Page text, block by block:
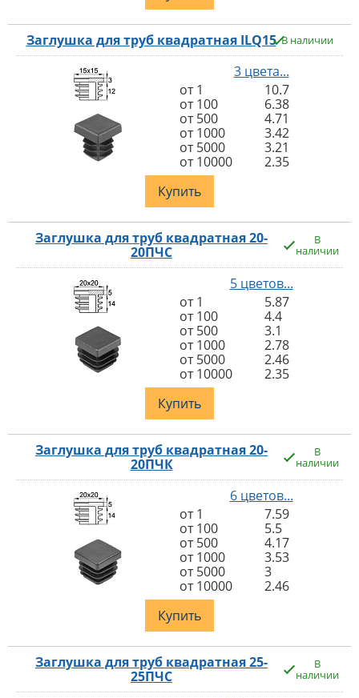
Заглушка для труб квадратная ILQ15 В наличии
3 цвета...
от 1
10.7
от 100
6.38
от 500
4.71
от 1000
3.42
от 5000
3.21
от 10000
2.35
Купить
Заглушка для труб квадратная 20-
20ПЧС
В
наличии
5 цветов...
от 1
5.87
от 100
4.4
от 500
3.1
от 1000
2.78
от 5000
2.46
от 10000
2.35
Купить
Заглушка для труб квадратная 20-
20ПЧК
В
наличии
6 цветов...
от 1
7.59
от 100
5.5
от 500
4.17
от 1000
3.53
от 5000
3
от 10000
2.46
Купить
Заглушка для труб квадратная 25-
25ПЧС
В
наличии